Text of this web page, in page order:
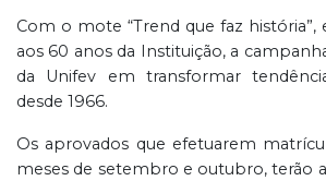
Com o mote “Trend que faz
aos 60 anos da Instituição, a
da Unifev em transformar
desde 1966.
Os aprovados que efetuarem
meses de setembro e outubro, terão